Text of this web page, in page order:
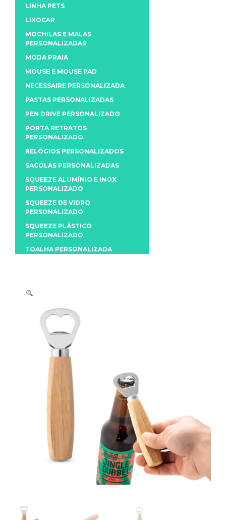
LINHA PETS
LIXOCAR
MOCHILAS E MALAS
PERSONALIZADAS
MODA PRAIA
MOUSE E MOUSE PAD
NECESSAIRE PERSONALIZADA
PASTAS PERSONALIZADAS
PEN DRIVE PERSONALIZADO
PORTA RETRATOS
PERSONALIZADO
RELÓGIOS PERSONALIZADOS
SACOLAS PERSONALIZADAS
SQUEEZE ALUMÍNIO E INOX
PERSONALIZADO
SQUEEZE DE VIDRO
PERSONALIZADO
SQUEEZE PLÁSTICO
PERSONALIZADO
TOALHA PERSONALIZADA